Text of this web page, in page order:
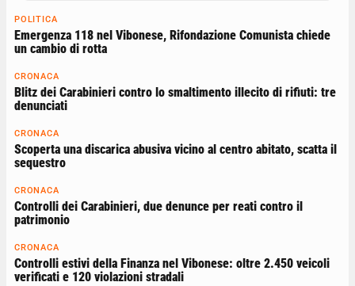
POLITICA
Emergenza 118 nel Vibonese, Rifondazione Comunista chiede
un cambio di rotta
CRONACA
Blitz dei Carabinieri contro lo smaltimento illecito di rifiuti: tre
denunciati
CRONACA
Scoperta una discarica abusiva vicino al centro abitato, scatta il
sequestro
CRONACA
Controlli dei Carabinieri, due denunce per reati contro il
patrimonio
CRONACA
Controlli estivi della Finanza nel Vibonese: oltre 2.450 veicoli
verificati e 120 violazioni stradali